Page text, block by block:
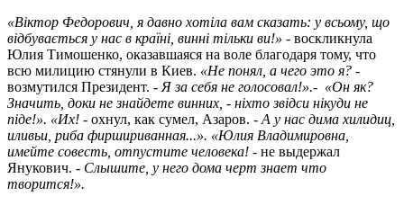
«Віктор Федорович, я давно хотіла вам сказать: у всьому, що
відбувається у нас в країні, винні тільки ви!» - воскликнула
Юлия Тимошенко, оказавшаяся на воле благодаря тому, что
всю милицию стянули в Киев. «Не понял, а чего это я? -
возмутился Президент. - Я за себя не голосовал!».- «Он як?
Значить, доки не знайдете винних, - ніхто звідси нікуди не
піде!». «Их! - охнул, как сумел, Азаров. - А у нас дима хилидиц,
иливьи, риба фиршириванная...». «Юлия Владимировна,
имейте совесть, отпустите человека! - не выдержал
Янукович. - Слышите, у него дома черт знает что
творится!».